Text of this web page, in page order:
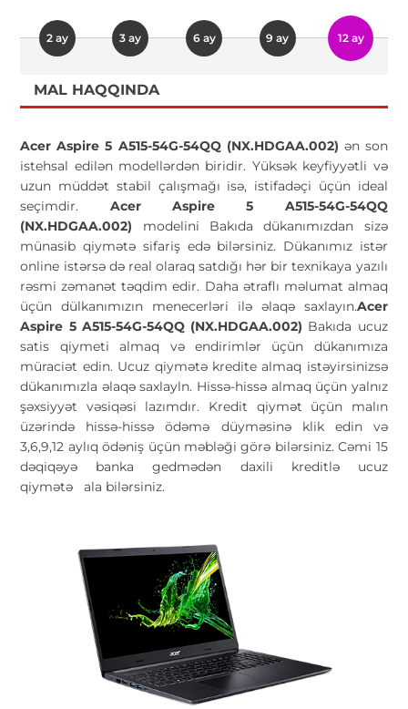
2 ay 3 ay 6 ay 9 ay 12 ay
MAL HAQQINDA
Acer Aspire 5 A515-54G-54QQ (NX.HDGAA.002) ən son
istehsal edilən modellərdən biridir. Yüksək keyfiyyətli və
uzun müddət stabil çalışmağı isə, istifadəçi üçün ideal
seçimdir. Acer Aspire 5 A515-54G-54QQ
(NX.HDGAA.002) modelini Bakıda dükanımızdan sizə
münasib qiymətə sifariş edə bilərsiniz. Dükanımız istər
online istərsə də real olaraq satdığı hər bir texnikaya yazılı
rəsmi zəmanət təqdim edir. Daha ətraflı məlumat almaq
üçün dülkanımızın menecerləri ilə əlaqə saxlayın.Acer
Aspire 5 A515-54G-54QQ (NX.HDGAA.002) Bakıda ucuz
satis qiymeti almaq və endirimlər üçün dükanımıza
müraciət edin. Ucuz qiymətə kredite almaq istəyirsinizsə
dükanımızla əlaqə saxlayln. Hissə-hissə almaq üçün yalnız
şəxsiyyət vəsiqəsi lazımdır. Kredit qiymət üçün malın
üzərində hissə-hissə ödəmə düyməsinə klik edin və
3,6,9,12 aylıq ödəniş üçün məbləği görə bilərsiniz. Cəmi 15
dəqiqəyə banka gedmədən daxili kreditlə ucuz
qiymətə
ala bilərsiniz.